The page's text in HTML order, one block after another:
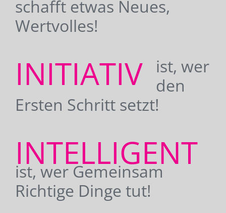
schafft etwas Neues,
Wertvolles!
INITIATIV
ist, wer
den
Ersten Schritt setzt!
INTELLIGENT
ist, wer Gemeinsam
Richtige Dinge tut!